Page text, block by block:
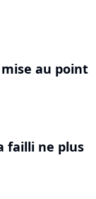
au point
failli ne plus